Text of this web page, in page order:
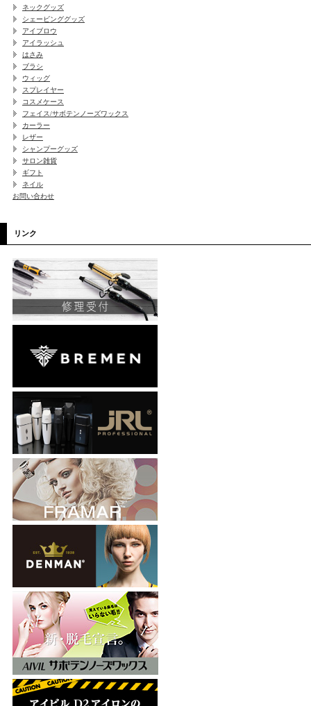
ネックグッズ
シェービンググッズ
アイブロウ
アイラッシュ
はさみ
ブラシ
ウィッグ
スプレイヤー
コスメケース
フェイス/サボテンノーズワックス
カーラー
レザー
シャンプーグッズ
サロン雑貨
ギフト
ネイル
お問い合わせ
リンク